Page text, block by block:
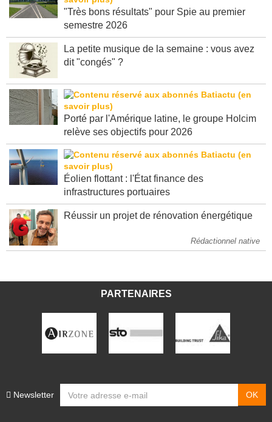
"Très bons résultats" pour Spie au premier
La petite musique de la semaine : vous avez
Porté par l'Amérique latine, le groupe Holcim
Éolien flottant : l'État finance des
Rédactionnel native